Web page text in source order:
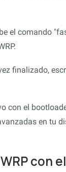
el comando
finalizado,
con el
en tu
con